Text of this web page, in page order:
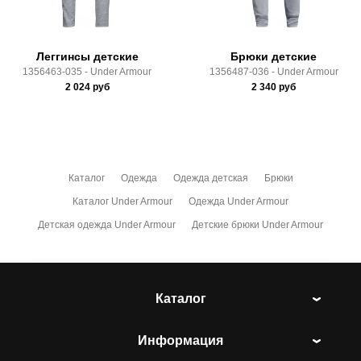
условиями оплаты
Леггинсы детские
1356463-035 - Under Armour
2 024руб
Брюки детские
1356487-036 - Under Armour
2 340 руб
Каталог Одежда Одежда детская Брюки
Каталог Under Armour Одежда Under Armour
Детская одежда Under Armour Детские брюки Under Armour
Каталог
Информация